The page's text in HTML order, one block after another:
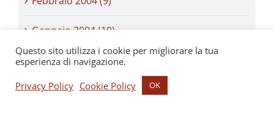
Gennaio 2004 (10)
Dicembre 2003 (16)
Novembre 2003 (13)
Questo sito utilizza i cookie per migliorare la tua
esperienza di navigazione.
Privacy Policy Cookie Policy OK